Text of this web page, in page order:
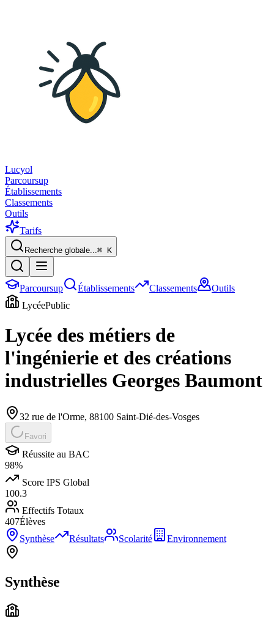
Lucyol
Parcoursup
Établissements
Classements
Outils
Tarifs
Recherche globale...⌘ K
Parcoursup Établissements Classements
Outils
LycéePublic
Lycée des métiers de
l'ingénierie et des créations
industrielles Georges Baumont
32 rue de l'Orme, 88100 Saint-Dié-des-Vosges
Favori
Réussite au BAC
98%
Score IPS Global
100.3
Effectifs Totaux
407Élèves
Synthèse
Résultats Scolarité Environnement
Synthèse